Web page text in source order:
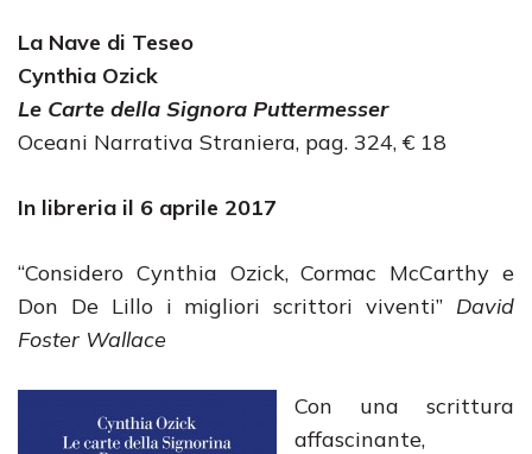
La Nave di Teseo
Cynthia Ozick
Le Carte della Signora Puttermesser
Oceani Narrativa Straniera, pag. 324, € 18
In libreria il 6 aprile 2017
“Considero Cynthia Ozick, Cormac McCarthy e
Don De Lillo i migliori scrittori viventi” David
Foster Wallace
Con una scrittura
affascinante,